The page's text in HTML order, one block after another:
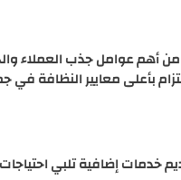
من أهم عوامل جذب
بأعلى معايير النظافة
خدمات إضافية تلبي